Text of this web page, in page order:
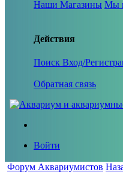
Наши Магазины Мы
Действия
Поиск Вход/
Обратная связь
Войти
Форум Аквариумистов